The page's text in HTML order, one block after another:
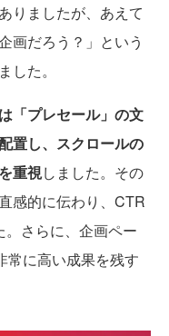
りましたが、あえて
画だろう？」という
た。
「プレセール」の文
置し、スクロールの
重視しました。その
感的に伝わり、CTR
さらに、企画ペー
常に高い成果を残す